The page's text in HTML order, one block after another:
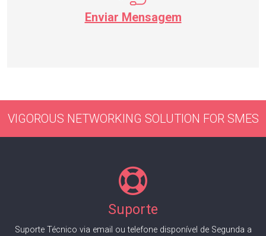
Enviar Mensagem
VIGOROUS NETWORKING SOLUTION FOR SMES
Suporte
Suporte Técnico via email ou telefone disponível de Segunda a